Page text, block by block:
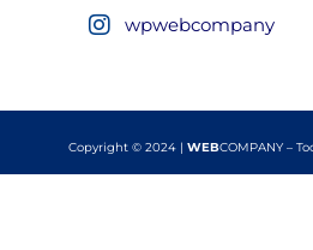
wpwebcompany
Copyright © 2024 | WEBCOMPANY –